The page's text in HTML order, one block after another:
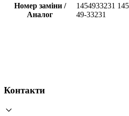
Номер заміни /
Аналог
1454933231
49-33231
Контакти